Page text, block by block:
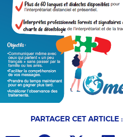
PARTAGER CET ARTICLE :